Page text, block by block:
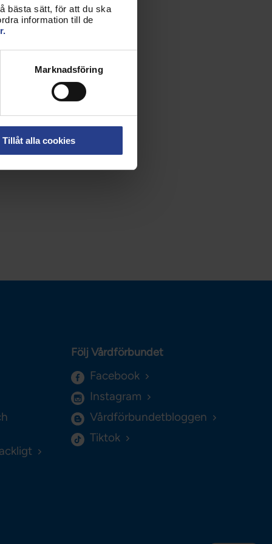
bästa sätt, för att du ska
information till de
Marknadsföring
Tillåt alla cookies
Följ Vårdförbundet
Facebook
Instagram
Vårdförbundetbloggen
Tiktok